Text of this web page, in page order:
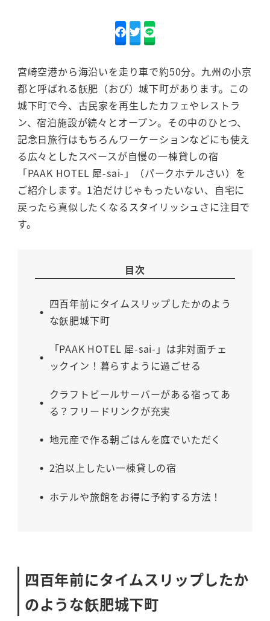
宮崎空港から海沿いを走り車で約50分。九州の小京
都と呼ばれる飫肥（おび）城下町があります。この
城下町で今、古民家を再生したカフェやレストラ
ン、宿泊施設が続々とオープン。その中のひとつ、
記念日旅行はもちろんワーケーションなどにも使え
る広々としたスペースが自慢の一棟貸しの宿
「PAAK HOTEL 犀-sai-」（パークホテルさい）を
ご紹介します。1泊だけじゃもったいない、自宅に
戻ったら真似したくなるスタイリッシュさに注目で
す。
目次
四百年前にタイムスリップしたかのよう
な飫肥城下町
「PAAK HOTEL 犀-sai-」は非対面チェ
ックイン！暮らすように過ごせる
クラフトビールサーバーがある宿ってあ
る？フリードリンクが充実
地元産で作る朝ごはんを庭でいただく
2泊以上したい一棟貸しの宿
ホテルや旅館をお得に予約する方法！
四百年前にタイムスリップしたか
のような飫肥城下町